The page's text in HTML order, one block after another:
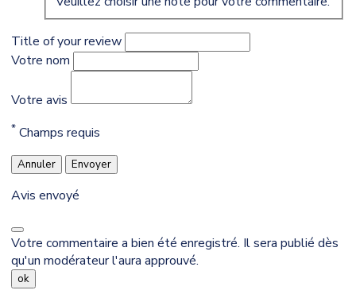
Title of your review
Votre nom
Votre avis
* Champs requis
Annuler Envoyer
Avis envoyé
Votre commentaire a bien été enregistré. Il sera publié dès
qu'un modérateur l'aura approuvé.
ok